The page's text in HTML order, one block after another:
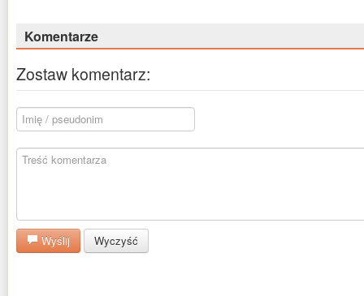
Komentarze
Zostaw komentarz:
Wyślij Wyczyść